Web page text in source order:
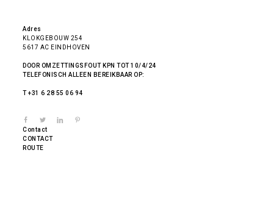
Adres
KLOKGEBOUW 254
5617 AC EINDHOVEN
DOOR OMZETTINGSFOUT KPN TOT 10/4/24
TELEFONISCH ALLEEN BEREIKBAAR OP:
T +31 6 28 55 06 94
Contact
CONTACT
ROUTE